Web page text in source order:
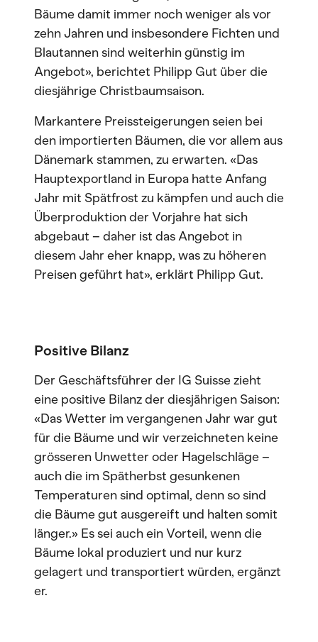
Bäume damit immer noch weniger als vor
zehn Jahren und insbesondere Fichten und
Blautannen sind weiterhin günstig im
Angebot», berichtet Philipp Gut über die
diesjährige Christbaumsaison.
Markantere Preissteigerungen seien bei
den importierten Bäumen, die vor allem aus
Dänemark stammen, zu erwarten. «Das
Hauptexportland in Europa hatte Anfang
Jahr mit Spätfrost zu kämpfen und auch die
Überproduktion der Vorjahre hat sich
abgebaut – daher ist das Angebot in
diesem Jahr eher knapp, was zu höheren
Preisen geführt hat», erklärt Philipp Gut.
Positive Bilanz
Der Geschäftsführer der IG Suisse zieht
eine positive Bilanz der diesjährigen Saison:
«Das Wetter im vergangenen Jahr war gut
für die Bäume und wir verzeichneten keine
grösseren Unwetter oder Hagelschläge –
auch die im Spätherbst gesunkenen
Temperaturen sind optimal, denn so sind
die Bäume gut ausgereift und halten somit
länger.» Es sei auch ein Vorteil, wenn die
Bäume lokal produziert und nur kurz
gelagert und transportiert würden, ergänzt
er.